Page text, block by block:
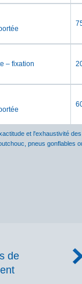
– fixation
et l'exhaustivité
pneus gonflables
de